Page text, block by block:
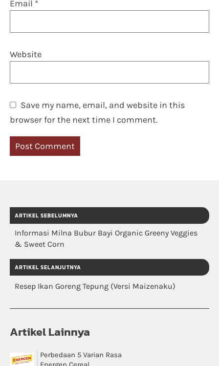
Email *
Website
Save my name, email, and website in this
browser for the next time I comment.
ARTIKEL SEBELUMNYA
Informasi Milna Bubur Bayi Organic Greeny Veggies
& Sweet Corn
ARTIKEL SELANJUTNYA
Resep Ikan Goreng Tepung (Versi Maizenaku)
Artikel Lainnya
Perbedaan 5 Varian Rasa